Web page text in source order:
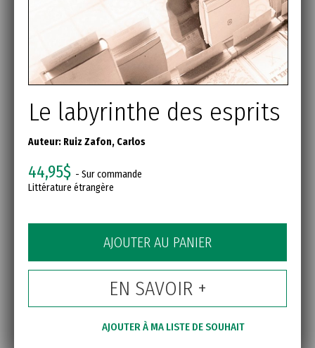
Le labyrinthe des esprits
Auteur: Ruiz Zafon, Carlos
44,95$ - Sur commande
Littérature étrangère
AJOUTER AU PANIER
EN SAVOIR +
AJOUTER À MA LISTE DE SOUHAIT